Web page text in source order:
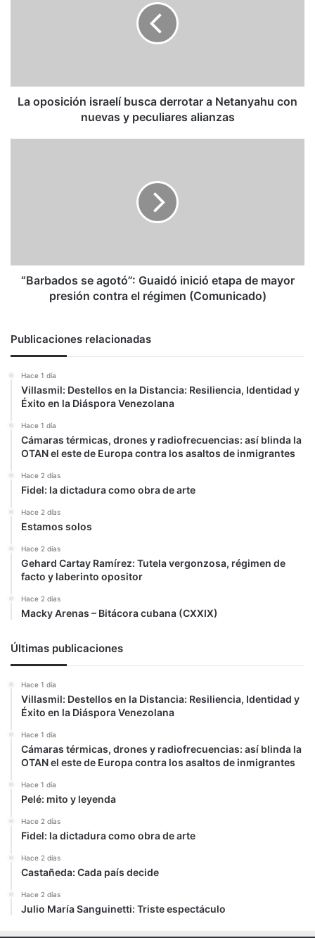
nuevas
La oposición israelí busca derrotar a Netanyahu con
nuevas y peculiares alianzas
presión
contra
“Barbados se agotó”: Guaidó inició etapa de mayor
presión contra el régimen (Comunicado)
Publicaciones relacionadas
Hace 1 día
Villasmil: Destellos en la Distancia: Resiliencia, Identidad y
Éxito en la Diáspora Venezolana
Hace 1 día
Cámaras térmicas, drones y radiofrecuencias: así blinda la
OTAN el este de Europa contra los asaltos de inmigrantes
Hace 2 días
Fidel: la dictadura como obra de arte
Hace 2 días
Estamos solos
Hace 2 días
Gehard Cartay Ramírez: Tutela vergonzosa, régimen de
facto y laberinto opositor
Hace 2 días
Macky Arenas – Bitácora cubana (CXXIX)
Últimas publicaciones
Hace 1 día
Villasmil: Destellos en la Distancia: Resiliencia, Identidad y
Éxito en la Diáspora Venezolana
Hace 1 día
Cámaras térmicas, drones y radiofrecuencias: así blinda la
OTAN el este de Europa contra los asaltos de inmigrantes
Hace 1 día
Pelé: mito y leyenda
Hace 2 días
Fidel: la dictadura como obra de arte
Hace 2 días
Castañeda: Cada país decide
Hace 2 días
Julio María Sanguinetti: Triste espectáculo